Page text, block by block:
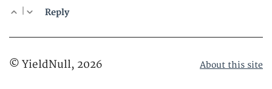
Reply
About this site
© YieldNull, 2026